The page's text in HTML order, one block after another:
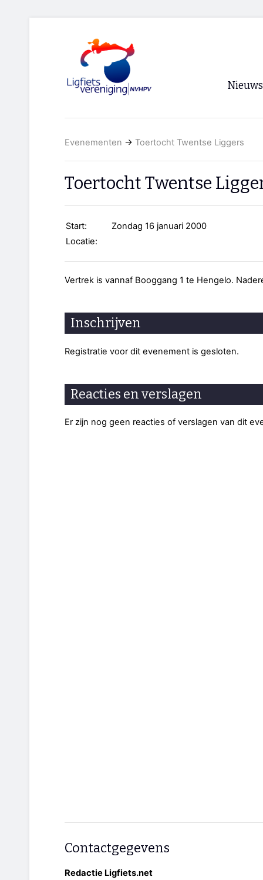
Nieuws
Evenementen → Toertocht Twentse Liggers
Toertocht Twentse
Start:
Zondag 16 januari 2000
Locatie:
Vertrek is vannaf Booggang 1 te Hengelo.
Inschrijven
Registratie voor dit evenement is gesloten.
Reacties en verslagen
Er zijn nog geen reacties of verslagen van dit
Contactgegevens
Redactie Ligfiets.net